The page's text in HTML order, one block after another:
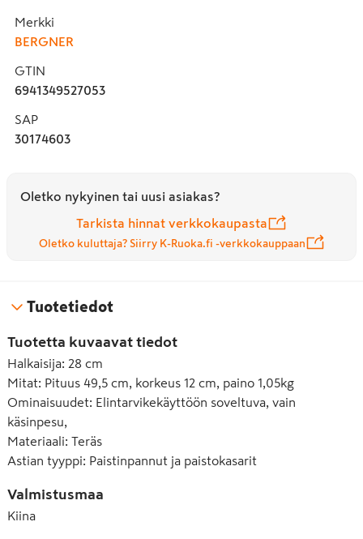
liesityypeillä laidasta laitaan ulottuvan
täysinduktiopohjansa ansiosta. Myös wokin ulkopuoli on
ja edustavana myös kattauksessa. Käsinpestävä.
Astianpesukoneessa peseminen ja naarmuttavien
työvälineiden käyttäminen lyhentää pinnoitteen
käyttöikää.
Merkki
BERGNER
GTIN
6941349527053
SAP
30174603
Oletko nykyinen tai uusi asiakas?
Tarkista hinnat verkkokaupasta
Oletko kuluttaja? Siirry K-Ruoka.fi -verkkokauppaan
Tuotetiedot
Tuotetta kuvaavat tiedot
Halkaisija: 28 cm
Mitat: Pituus 49,5 cm, korkeus 12 cm, paino 1,05kg
Ominaisuudet: Elintarvikekäyttöön soveltuva, vain
käsinpesu,
Materiaali: Teräs
Astian tyyppi: Paistinpannut ja paistokasarit
Valmistusmaa
Kiina